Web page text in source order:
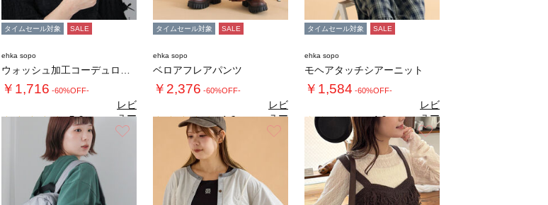
タイムセール対象 SALE
ehka sopo
￥1,716 -60%OFF-
5.0（1）
レビ
ュー
を見
る
タイムセール対象 SALE
ehka sopo
ベロアフレアパンツ
￥2,376 -60%OFF-
4.6（5）
レビ
ュー
を見
る
タイムセール対象 SALE
ehka sopo
モヘアタッチシアーニット
￥1,584 -60%OFF-
4.0（1）
レビ
ュー
を見
る
お気に入り お気に入り